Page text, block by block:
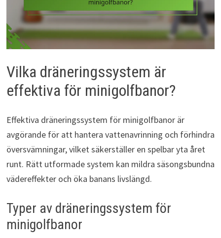
Vilka dräneringssystem är
effektiva för minigolfbanor?
Effektiva dräneringssystem för minigolfbanor är
avgörande för att hantera vattenavrinning och förhindra
översvämningar, vilket säkerställer en spelbar yta året
runt. Rätt utformade system kan mildra säsongsbundna
vädereffekter och öka banans livslängd.
Typer av dräneringssystem för
minigolfbanor